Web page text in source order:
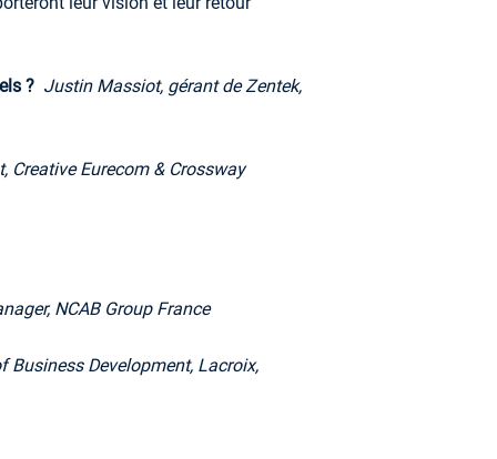
? Justin Massiot, gérant de Zentek,
Creative Eurecom & Crossway
NCAB Group France
Business Development, Lacroix,